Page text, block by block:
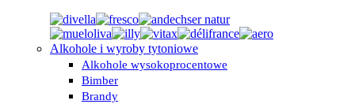
Alkohole i wyroby tytoniowe
Alkohole wysokoprocentowe
Bimber
Brandy